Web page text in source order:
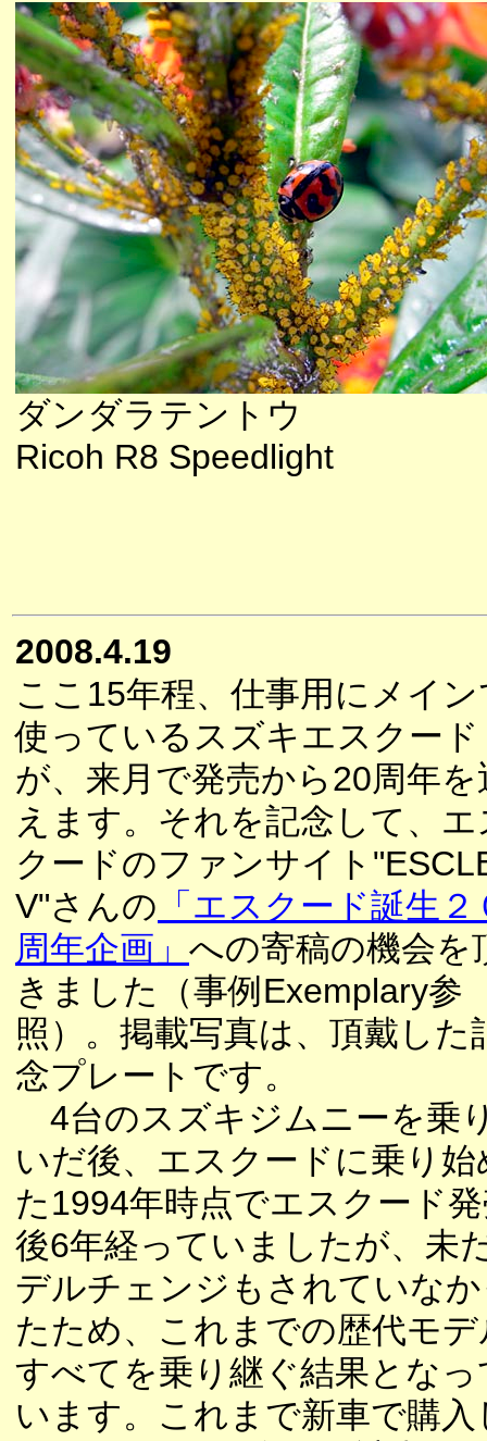
ダンダラテントウ
Ricoh R8 Speedlight
2008.4.19
ここ15年程、仕事用にメイン
使っているスズキエスクード
が、来月で発売から20周年を
えます。それを記念して、エ
クードのファンサイト
V"さんの 「エスクード誕生２
周年企画」 への寄稿の機会を
きました（事例Exemplary参
照）。掲載写真は、頂戴した
念プレートです。
4台のスズキジムニーを乗
いだ後、エスクードに乗り始
た1994年時点でエスクード
後6年経っていましたが、未
デルチェンジもされていな
たため、これまでの歴代モデ
すべてを乗り継ぐ結果となっ
います。これまで新車で購入